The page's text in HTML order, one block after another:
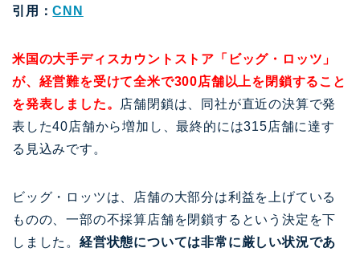
引用：CNN
米国の大手ディスカウントストア「ビッグ・ロッツ」
が、経営難を受けて全米で300店舗以上を閉鎖すること
を発表しました。 店舗閉鎖は、同社が直近の決算で発
表した40店舗から増加し、最終的には315店舗に達す
る見込みです。
ビッグ・ロッツは、店舗の大部分は利益を上げている
ものの、一部の不採算店舗を閉鎖するという決定を下
しました。 経営状態については非常に厳しい状況であ